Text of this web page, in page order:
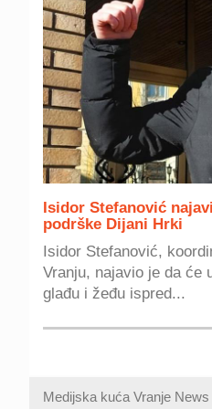
Isidor Stefanović
podrške Dijani Hrki
Isidor Stefanović,
Vranju, najavio je da će
glađu i žeđu ispred...
Medijska kuća Vranje News